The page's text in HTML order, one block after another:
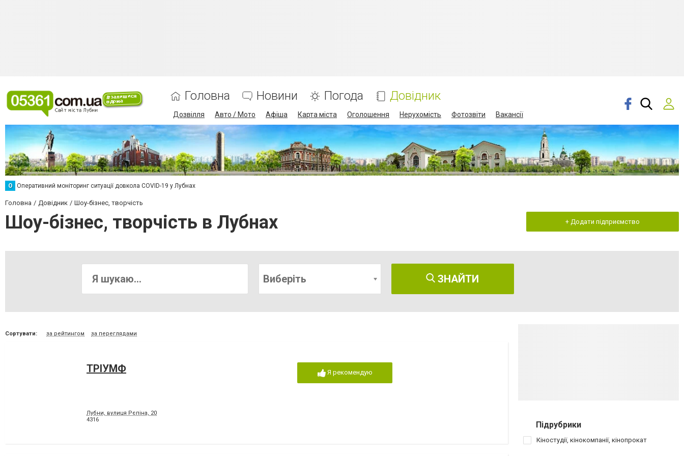
Головна Новини Погода Довідник
Дозвілля Авто / Мото Афіша Карта міста Оголошення Нерухомість Фотозвіти Вакансії
О Оперативний моніторинг ситуації довкола COVID-19 у Лубнах
Головна Довідник Шоу-бізнес, творчість
Шоу-бізнес, творчість в Лубнах + Додати підприємство
Виберіть ЗНАЙТИ
Сортувати: за рейтингом за переглядами
ТРІУМФ
Лубни, вулиця Рєпіна, 20
4316
Я рекомендую
Підрубрики
Кіностудії, кінокомпанії, кінопрокат